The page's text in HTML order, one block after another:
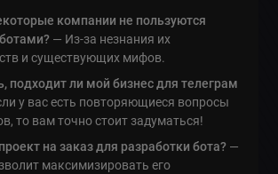
компании не пользуются
— Из-за незнания их
и существующих мифов.
подходит ли мой бизнес для телеграм
у вас есть повторяющиеся вопросы
то вам точно стоит задуматься!
на заказ для разработки бота? —
максимизировать его